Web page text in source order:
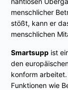
menschlicher
stößt, kann er
menschlichen
Smartsupp ist
den
konform
Funktionen wie